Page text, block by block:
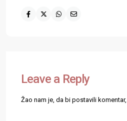
Leave a Reply
Žao nam je, da bi postavili